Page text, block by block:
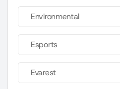
Environmental
Esports
Evarest